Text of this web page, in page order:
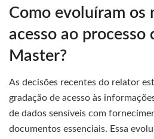
Como evoluíram os
acesso ao processo
Master?
As decisões recentes do relator
gradação de acesso às
de dados sensíveis com
documentos essenciais. Essa